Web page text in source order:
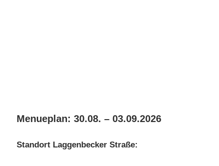
Menueplan: 30.08. – 03.09.2026
Standort Laggenbecker Straße: